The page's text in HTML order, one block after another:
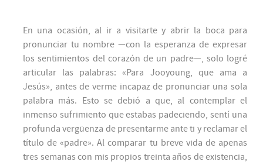
En una ocasión, al ir a visitarte y abrir la boca para
pronunciar tu nombre —con la esperanza de expresar
los sentimientos del corazón de un padre—, solo logré
articular las palabras: «Para Jooyoung, que ama a
Jesús», antes de verme incapaz de pronunciar una sola
palabra más. Esto se debió a que, al contemplar el
inmenso sufrimiento que estabas padeciendo, sentí una
profunda vergüenza de presentarme ante ti y reclamar el
título de «padre». Al comparar tu breve vida de apenas
tres semanas con mis propios treinta años de existencia,